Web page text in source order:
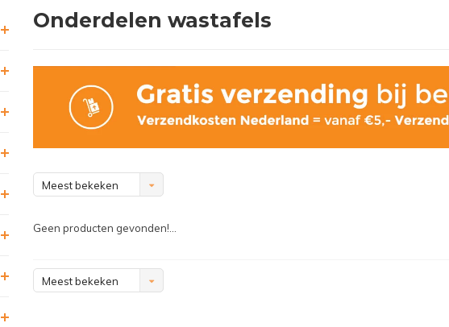
Onderdelen wastafels
Meest bekeken
Geen producten gevonden!...
Meest bekeken